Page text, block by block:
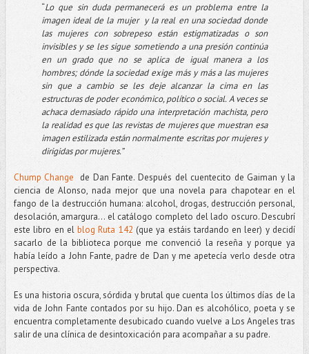
“Lo que sin duda permanecerá es un problema entre la
imagen ideal de la mujer y la real en una sociedad donde
las mujeres con sobrepeso están estigmatizadas o son
invisibles y se les sigue sometiendo a una presión continúa
en un grado que no se aplica de igual manera a los
hombres; dónde la sociedad exige más y más a las mujeres
sin que a cambio se les deje alcanzar la cima en las
estructuras de poder económico, político o social. A veces se
achaca demasiado rápido una interpretación machista, pero
la realidad es que las revistas de mujeres que muestran esa
imagen estilizada están normalmente escritas por mujeres y
dirigidas por mujeres.”
Chump Change
de Dan Fante. Después del cuentecito de Gaiman y la
ciencia de Alonso, nada mejor que una novela para chapotear en el
fango de la destrucción humana: alcohol, drogas, destrucción personal,
desolación, amargura... el catálogo completo del lado oscuro. Descubrí
este libro en elblog Ruta 142 (que ya estáis tardando en leer) y decidí
sacarlo de la biblioteca porque me convenció la reseña y porque ya
había leído a John Fante, padre de Dan y me apetecía verlo desde otra
perspectiva.
Es una historia oscura, sórdida y brutal que cuenta los últimos días de la
vida de John Fante contados por su hijo. Dan es alcohólico, poeta y se
encuentra completamente desubicado cuando vuelve a Los Angeles tras
salir de una clínica de desintoxicación para acompañar a su padre.